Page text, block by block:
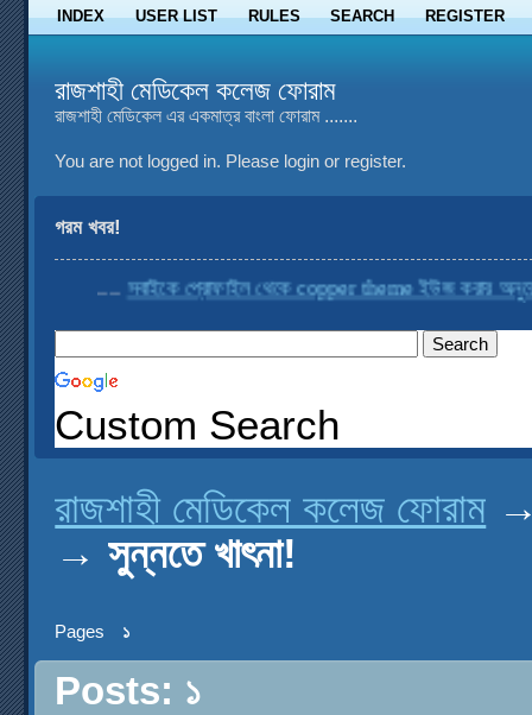
INDEX USER LIST RULES SEARCH REGISTER
রাজশাহী মেডিকেল কলেজ ফোরাম
রাজশাহী মেডিকেল এর একমাত্র বাংলা ফোরাম .......
You are not logged in. Please login or register.
গরম খবর!
সবাইকে প্রোফাইল থেকে copper theme ইউজ করার অনুরোধ
Custom Search
রাজশাহী মেডিকেল কলেজ ফোরাম
→সুন্নতে খাৎনা!
Pages ১
Posts: ১